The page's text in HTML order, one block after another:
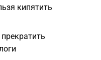
кипятить